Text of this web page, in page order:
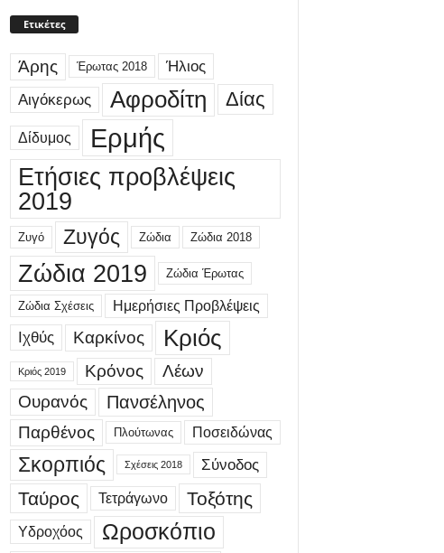
Ετικέτες
Άρης Έρωτας 2018
Ήλιος
Αιγόκερως
Αφροδίτη Δίας
Δίδυμος Ερμής
Ετήσιες προβλέψεις
2019
Ζυγό Ζυγός Ζώδια Ζώδια 2018
Ζώδια 2019 Ζώδια Έρωτας
Ζώδια Σχέσεις Ημερήσιες Προβλέψεις
Ιχθύς Καρκίνος Κριός
Κριός 2019 Κρόνος
Λέων
Ουρανός
Πανσέληνος
Παρθένος Πλούτωνας Ποσειδώνας
Σκορπιός Σχέσεις 2018 Σύνοδος
Ταύρος Τετράγωνο Τοξότης
Υδροχόος Ωροσκόπιο